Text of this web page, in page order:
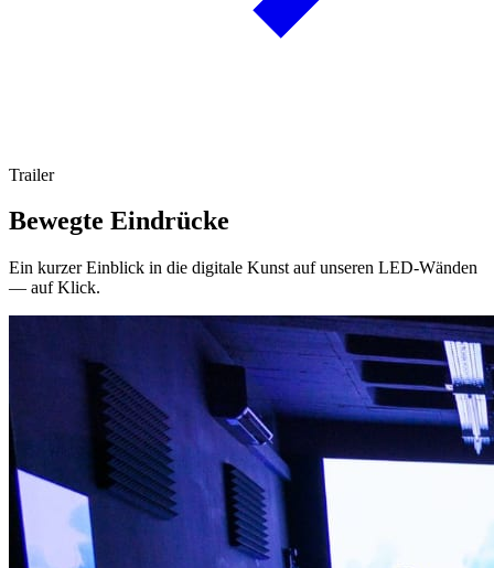
Trailer
Bewegte Eindrücke
Ein kurzer Einblick in die digitale Kunst auf unseren LED-Wänden
— auf Klick.